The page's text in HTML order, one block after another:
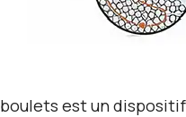
est un